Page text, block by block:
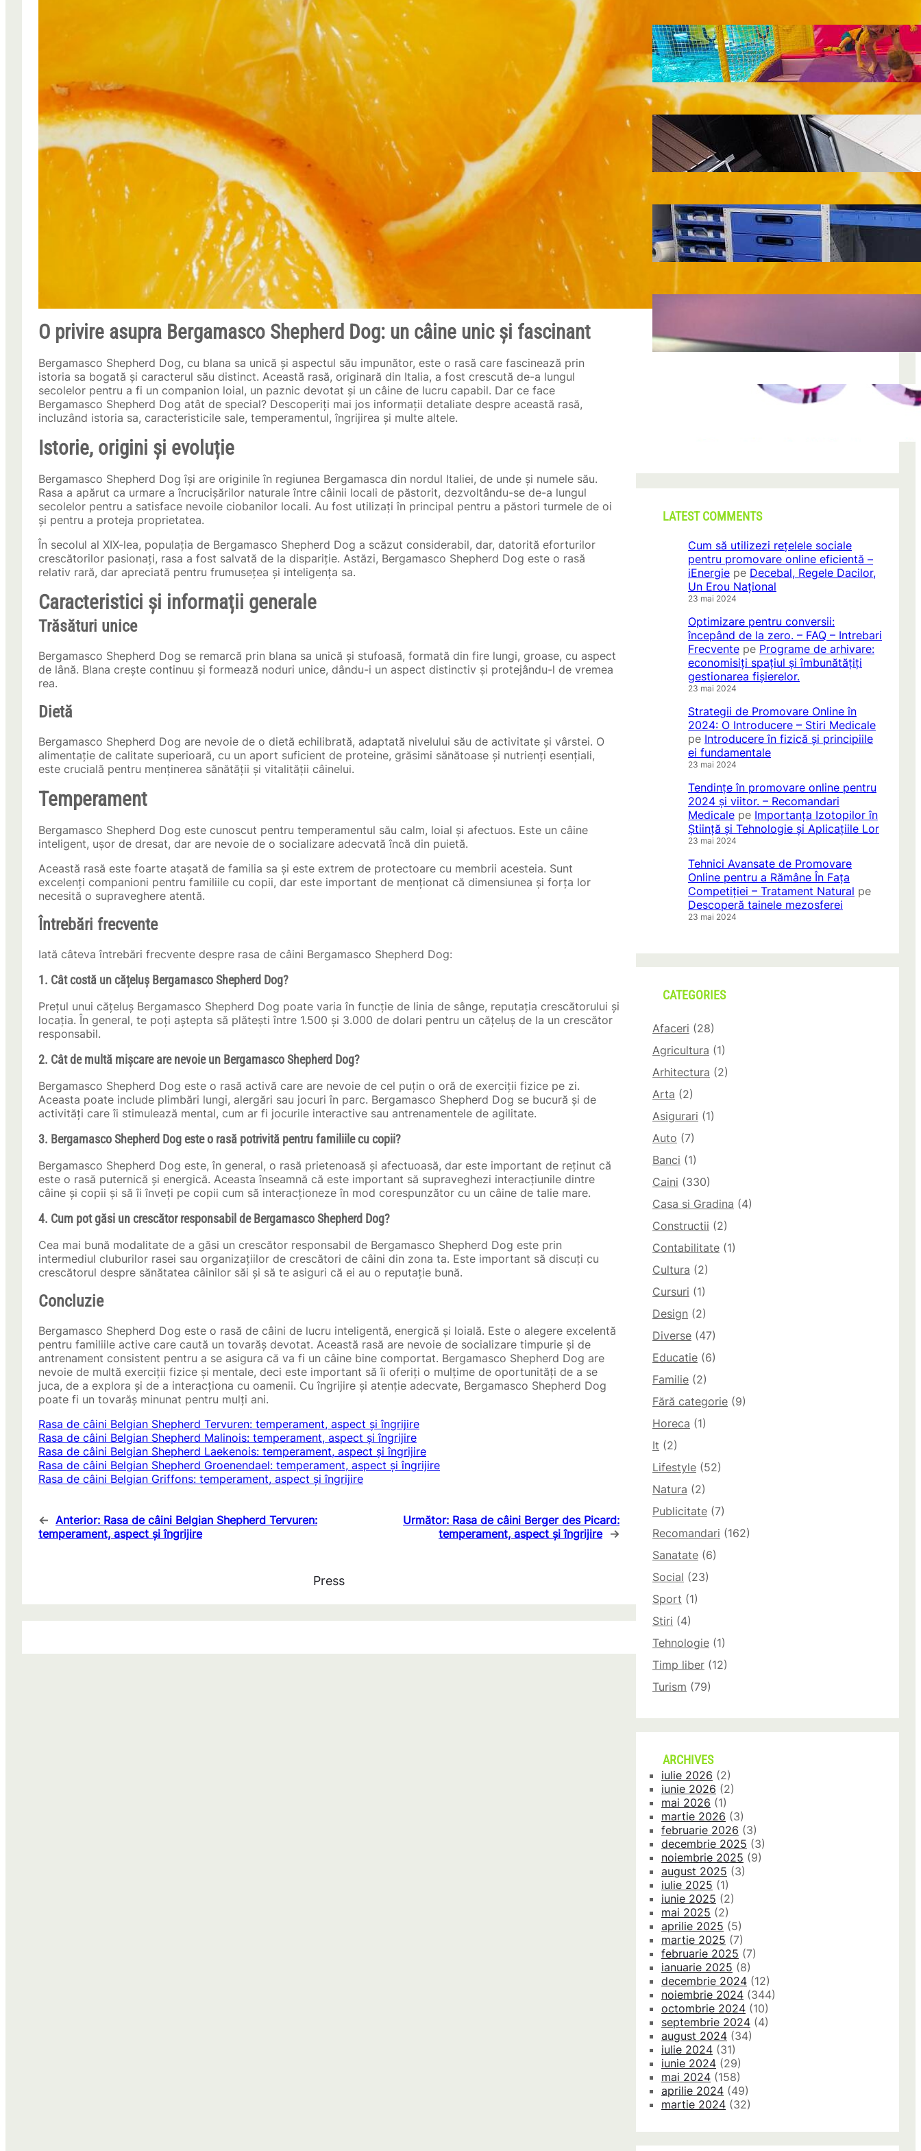
O privire asupra Bergamasco Shepherd Dog: un câine unic și fascinant
Bergamasco Shepherd Dog, cu blana sa unică și aspectul său impunător, este o rasă care fascinează prin
istoria sa bogată și caracterul său distinct. Această rasă, originară din Italia, a fost crescută de-a lungul
secolelor pentru a fi un companion loial, un paznic devotat și un câine de lucru capabil. Dar ce face
Bergamasco Shepherd Dog atât de special? Descoperiți mai jos informații detaliate despre această rasă,
incluzând istoria sa, caracteristicile sale, temperamentul, îngrijirea și multe altele.
Istorie, origini și evoluție
Bergamasco Shepherd Dog își are originile în regiunea Bergamasca din nordul Italiei, de unde și numele său.
Rasa a apărut ca urmare a încrucișărilor naturale între câinii locali de păstorit, dezvoltându-se de-a lungul
secolelor pentru a satisface nevoile ciobanilor locali. Au fost utilizați în principal pentru a păstori turmele de oi
și pentru a proteja proprietatea.
În secolul al XIX-lea, populația de Bergamasco Shepherd Dog a scăzut considerabil, dar, datorită eforturilor
crescătorilor pasionați, rasa a fost salvată de la dispariție. Astăzi, Bergamasco Shepherd Dog este o rasă
relativ rară, dar apreciată pentru frumusețea și inteligența sa.
Caracteristici și informații generale
Trăsături unice
Bergamasco Shepherd Dog se remarcă prin blana sa unică și stufoasă, formată din fire lungi, groase, cu aspect
de lână. Blana crește continuu și formează noduri unice, dându-i un aspect distinctiv și protejându-l de vremea
rea.
Dietă
Bergamasco Shepherd Dog are nevoie de o dietă echilibrată, adaptată nivelului său de activitate și vârstei. O
alimentație de calitate superioară, cu un aport suficient de proteine, grăsimi sănătoase și nutrienți esențiali,
este crucială pentru menținerea sănătății și vitalității câinelui.
Temperament
Bergamasco Shepherd Dog este cunoscut pentru temperamentul său calm, loial și afectuos. Este un câine
inteligent, ușor de dresat, dar are nevoie de o socializare adecvată încă din puietă.
Această rasă este foarte atașată de familia sa și este extrem de protectoare cu membrii acesteia. Sunt
excelenți companioni pentru familiile cu copii, dar este important de menționat că dimensiunea și forța lor
necesită o supraveghere atentă.
Întrebări frecvente
Iată câteva întrebări frecvente despre rasa de câini Bergamasco Shepherd Dog:
1. Cât costă un cățeluș Bergamasco Shepherd Dog?
Prețul unui cățeluș Bergamasco Shepherd Dog poate varia în funcție de linia de sânge, reputația crescătorului și
locația. În general, te poți aștepta să plătești între 1.500 și 3.000 de dolari pentru un cățeluș de la un crescător
responsabil.
2. Cât de multă mișcare are nevoie un Bergamasco Shepherd Dog?
Bergamasco Shepherd Dog este o rasă activă care are nevoie de cel puțin o oră de exerciții fizice pe zi.
Aceasta poate include plimbări lungi, alergări sau jocuri în parc. Bergamasco Shepherd Dog se bucură și de
activități care îi stimulează mental, cum ar fi jocurile interactive sau antrenamentele de agilitate.
3. Bergamasco Shepherd Dog este o rasă potrivită pentru familiile cu copii?
Bergamasco Shepherd Dog este, în general, o rasă prietenoasă și afectuoasă, dar este important de reținut că
este o rasă puternică și energică. Aceasta înseamnă că este important să supraveghezi interacțiunile dintre
câine și copii și să îi înveți pe copii cum să interacționeze în mod corespunzător cu un câine de talie mare.
4. Cum pot găsi un crescător responsabil de Bergamasco Shepherd Dog?
Cea mai bună modalitate de a găsi un crescător responsabil de Bergamasco Shepherd Dog este prin
intermediul cluburilor rasei sau organizațiilor de crescători de câini din zona ta. Este important să discuți cu
crescătorul despre sănătatea câinilor săi și să te asiguri că ei au o reputație bună.
Concluzie
Bergamasco Shepherd Dog este o rasă de câini de lucru inteligentă, energică și loială. Este o alegere excelentă
pentru familiile active care caută un tovarăș devotat. Această rasă are nevoie de socializare timpurie și de
antrenament consistent pentru a se asigura că va fi un câine bine comportat. Bergamasco Shepherd Dog are
nevoie de multă exerciții fizice și mentale, deci este important să îi oferiți o mulțime de oportunități de a se
juca, de a explora și de a interacționa cu oamenii. Cu îngrijire și atenție adecvate, Bergamasco Shepherd Dog
poate fi un tovarăș minunat pentru mulți ani.
Rasa de câini Belgian Shepherd Tervuren: temperament, aspect și îngrijire
Rasa de câini Belgian Shepherd Malinois: temperament, aspect și îngrijire
Rasa de câini Belgian Shepherd Laekenois: temperament, aspect și îngrijire
Rasa de câini Belgian Shepherd Groenendael: temperament, aspect și îngrijire
Rasa de câini Belgian Griffons: temperament, aspect și îngrijire
← Anterior: Rasa de câini Belgian Shepherd Tervuren:
temperament, aspect și îngrijire
Următor: Rasa de câini Berger des Picard:
temperament, aspect și îngrijire →
Press
LATEST POSTS
Soluții pentru părinții care vor să își vadă
copiii explorând în loc să stea pe
telefoane
iul. 25, 2026
Ce soluție de urmărire GPS este
recomandată pentru transport marfă
iul. 2, 2026
Atelier mobil: cum transformi o dubă
obișnuită într-un spațiu de lucru care
chiar funcționează
iun. 24, 2026
iun. 23, 2026
CONI FEST 2026 – o editie record prin
LATEST COMMENTS
Cum să utilizezi rețelele sociale
pentru promovare online eficientă –
iEnergie pe Decebal, Regele Dacilor,
Un Erou Național
23 mai 2024
Optimizare pentru conversii:
începând de la zero. – FAQ – Intrebari
Frecvente pe Programe de arhivare:
economisiți spațiul și îmbunătățiți
gestionarea fișierelor.
23 mai 2024
Strategii de Promovare Online în
2024: O Introducere – Stiri Medicale
pe Introducere în fizică și principiile
ei fundamentale
23 mai 2024
Tendințe în promovare online pentru
2024 și viitor. – Recomandari
Medicale pe Importanța Izotopilor în
Știință și Tehnologie și Aplicațiile Lor
23 mai 2024
Tehnici Avansate de Promovare
Online pentru a Rămâne În Fața
Competiției – Tratament Natural pe
Descoperă tainele mezosferei
23 mai 2024
CATEGORIES
Afaceri (28)
Agricultura (1)
Arhitectura (2)
Arta (2)
Asigurari (1)
Auto (7)
Banci (1)
Caini (330)
Casa si Gradina (4)
Constructii (2)
Contabilitate (1)
Cultura (2)
Cursuri (1)
Design (2)
Diverse (47)
Educatie (6)
Familie (2)
Fără categorie (9)
Horeca (1)
It (2)
Lifestyle (52)
Natura (2)
Publicitate (7)
Recomandari (162)
Sanatate (6)
Social (23)
Sport (1)
Stiri (4)
Tehnologie (1)
Timp liber (12)
Turism (79)
ARCHIVES
iulie 2026 (2)
iunie 2026 (2)
mai 2026 (1)
martie 2026 (3)
februarie 2026 (3)
decembrie 2025 (3)
noiembrie 2025 (9)
august 2025 (3)
iulie 2025 (1)
iunie 2025 (2)
mai 2025 (2)
aprilie 2025 (5)
martie 2025 (7)
februarie 2025 (7)
ianuarie 2025 (8)
decembrie 2024 (12)
noiembrie 2024 (344)
octombrie 2024 (10)
septembrie 2024 (4)
august 2024 (34)
iulie 2024 (31)
iunie 2024 (29)
mai 2024 (158)
aprilie 2024 (49)
martie 2024 (32)